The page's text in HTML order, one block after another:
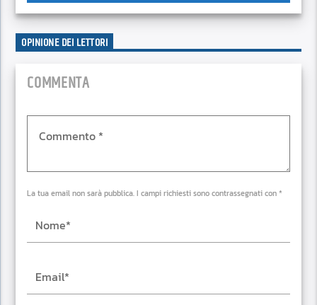
OPINIONE DEI LETTORI
COMMENTA
La tua email non sarà pubblica. I campi richiesti sono contrassegnati con *